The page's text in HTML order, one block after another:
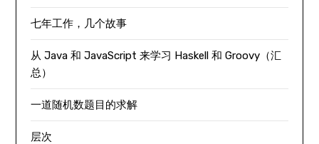
七年工作，几个故事
从 Java 和 JavaScript 来学习 Haskell 和 Groovy（汇
总）
一道随机数题目的求解
层次